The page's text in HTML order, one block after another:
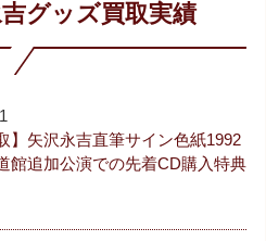
グッズ買取実績
】矢沢永吉直筆サイン色紙1992
館追加公演での先着CD購入特典